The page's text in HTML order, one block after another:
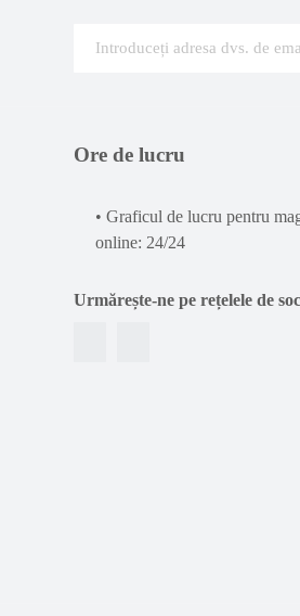
Ore de lucru
• Graficul de lucru pentru
online: 24/24
Urmărește-ne pe rețelele de